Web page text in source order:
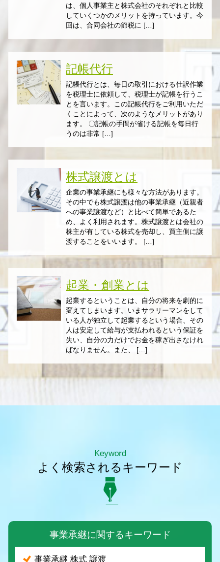
は、個人事業主と株式会社のそれぞれと比較
していくつかのメリットを持っています。今
回は、合同会社の節税に […]
記帳代行
記帳代行とは、毎日の取引における仕訳作業
を税理士に依頼して、税理士が記帳を行うこ
とを言います。この記帳代行をご利用いただ
くことによって、次のようなメリットがあり
ます。 〇記帳の手間が省ける記帳を毎日行
うのは非常 […]
株式譲渡とは
企業の事業承継にも様々な方法があります。
その中でも株式譲渡は他の事業承継（近親者
への事業譲渡など）と比べて簡単であるた
め、よく利用されます。株式譲渡とは会社の
株主が有している株式を売却し、買主側に譲
渡することをいいます。 […]
起業・創業とは
起業するということは、自分の将来を劇的に
変えてしまいます。いまサラリーマンをして
いる人が独立して起業するという場合、その
人は安定して給与が支払われるという保証を
失い、自分の力だけでお金を稼ぎ出さなけれ
ばなりません。また、 […]
Keyword
よく検索されるキーワード
事業承継に関するキーワード
事業承継 株式 譲渡